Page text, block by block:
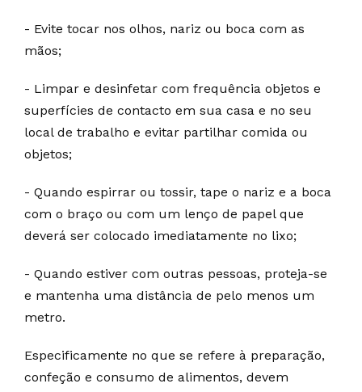
- Evite tocar nos olhos, nariz ou boca com as
mãos;
- Limpar e desinfetar com frequência objetos e
superfícies de contacto em sua casa e no seu
local de trabalho e evitar partilhar comida ou
objetos;
- Quando espirrar ou tossir, tape o nariz e a boca
com o braço ou com um lenço de papel que
deverá ser colocado imediatamente no lixo;
- Quando estiver com outras pessoas, proteja-se
e mantenha uma distância de pelo menos um
metro.
Especificamente no que se refere à preparação,
confeção e consumo de alimentos, devem